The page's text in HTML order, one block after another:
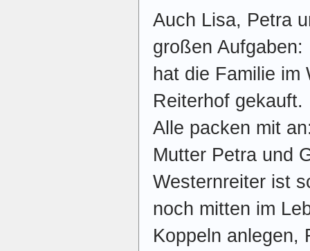
Auch Lisa, Petra
großen
hat die Familie im
Reiterhof
Alle packen mit
Mutter Petra und
Westernreiter ist
noch mitten im
Koppeln anlegen,